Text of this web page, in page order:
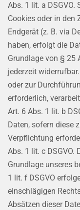
Abs. 1 lit. a DSGVO.
Cookies oder in
Endgerät (z. B. via
haben, erfolgt die
Grundlage von § 25
jederzeit
oder zur
erforderlich,
Art. 6 Abs. 1 lit. b
Daten, sofern diese
Verpflichtung
Abs. 1 lit. c DSGVO.
Grundlage unseres
1 lit. f DSGVO
einschlägigen
Absätzen dieser